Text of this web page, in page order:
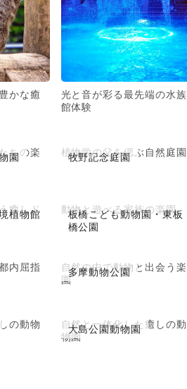
かな癒
光と音が彩る最先端の水族
館体験
園
ちの楽
牧野記念庭園
植物学の父を偲ぶ自然庭園
植物館
癒しド
板橋こども動物園・東板
橋公園
動物と遊べる家族の楽園
内屈指
多摩動物公園
自然の中で動物と出会う楽
園
の動物
大島公園動物園
自然と一体化した癒しの動
物園